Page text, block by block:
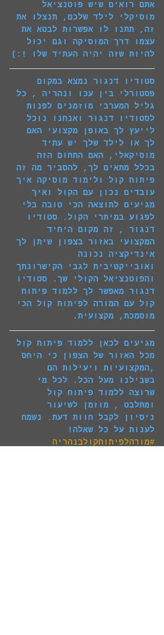
אתם רואים שיש פוטנציאל
מוסיקלי לילד שלכם, תנצלו את
זה, תתנו לו אפשרות לבטא את
עצמו דרך המוסיקה וגם יכול
להיות שזה יהיה העתיד שלו !:)
סטודיו דנגור נמצא במקום
פסטורלי בין עכו ונהריה , כל
גליל המערבי מוזמנים לפנות
לסטודיו דנגור ואנחנו נוכל
לייעץ לך באופן מקצועי האם
לך או לילד שלך יש עתיד
מוסיקאלי, האם התחום הזה
בכלל מתאים לך, להסביר מה זה
פיתוח קול ולימוד מוסיקה איך
עובדים נכון עם הקול ואיך
מגיעים לתוצאה הכי טובה בלי
לפגוע במיתרי הקול. סטודיו
דנגור , זה מקום היחיד
המקצועי באזור בצפון שיתן לך
אינדיקציה נכונה
ואובייקטיבית לגבי הקישרונתך
והפוטנציאל הקולי שך. סטודיו
דנגור מאפשר לך ללמוד פיתוח
קול עם המורה לפיתוח קול הכי
מוסמכת, מקצועית.
מגיעים לכאן ללמוד פיתוח קול
מכל האזור של הצפון כי היחס
,המקצועיות ויעילות הם
בשבילנו מעל הכל. לכל מי
שרוצה ללמוד פיתוח קול
ומתלבט , מוזמן לשיעור
ניסיון לקבל חוות דעת. נשמח
לענות על כל שאלה!
#מורהלפיתוחקולבנהריה